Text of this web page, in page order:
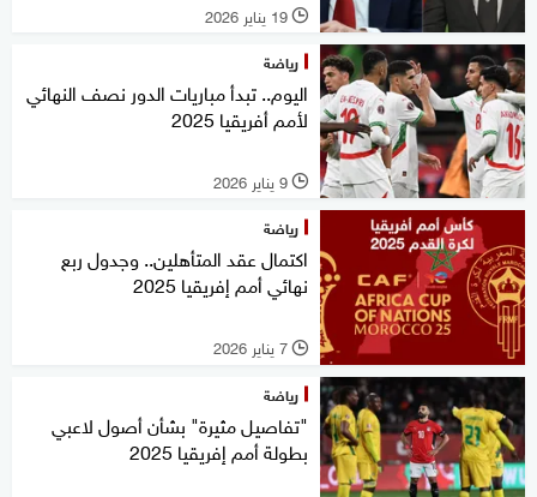
l 19 يناير 2026
رياضة
اليوم.. تبدأ مباريات الدور نصف النهائي
لأمم أفريقيا 2025
l 9 يناير 2026
رياضة
اكتمال عقد المتأهلين.. وجدول ربع
نهائي أمم إفريقيا 2025
l 7 يناير 2026
رياضة
"تفاصيل مثيرة" بشأن أصول لاعبي
بطولة أمم إفريقيا 2025